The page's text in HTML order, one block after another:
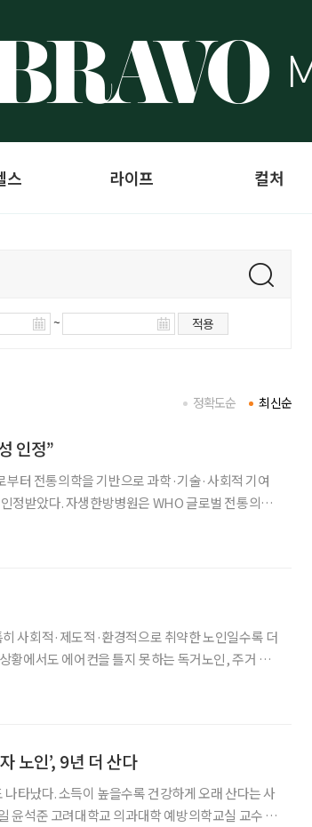
스 라이프 컬처
~ 적용
최신순
정확도순
인정”
터 전통의학을 기반으로 과학·기술·사회적 기여
글로벌 전통의학
사회적·제도적·환경적으로 취약한 노인일수록 더
황에서도 에어컨을 틀지 못하는 독거노인, 주거 환
노인’, 9년 더 산다
타났다. 소득이 높을수록 건강하게 오래 산다는 사
윤석준 고려대학교 의과대학 예방의학교실 교수 연